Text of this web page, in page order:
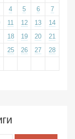
4 5 6
7
11 12 13
14
18 19 20
21
25 26 27
28